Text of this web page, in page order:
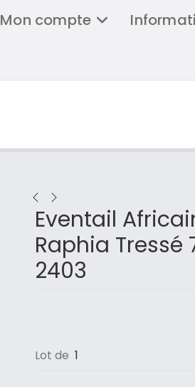
Mon compte
Eventail
Raphia Tressé
2403
Lot de 1